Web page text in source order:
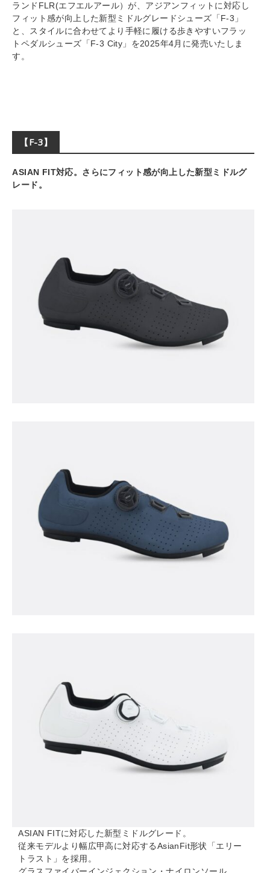
ランドFLR(エフエルアール）が、アジアンフィットに対応し
フィット感が向上した新型ミドルグレードシューズ「F-3」
と、スタイルに合わせてより手軽に履ける歩きやすいフラッ
トペダルシューズ「F-3 City」を2025年4月に発売いたしま
す。
【F-3】
ASIAN FIT対応。さらにフィット感が向上した新型ミドルグ
レード。
ASIAN FITに対応した新型ミドルグレード。
従来モデルより幅広甲高に対応するAsianFit形状「エリー
トラスト」を採用。